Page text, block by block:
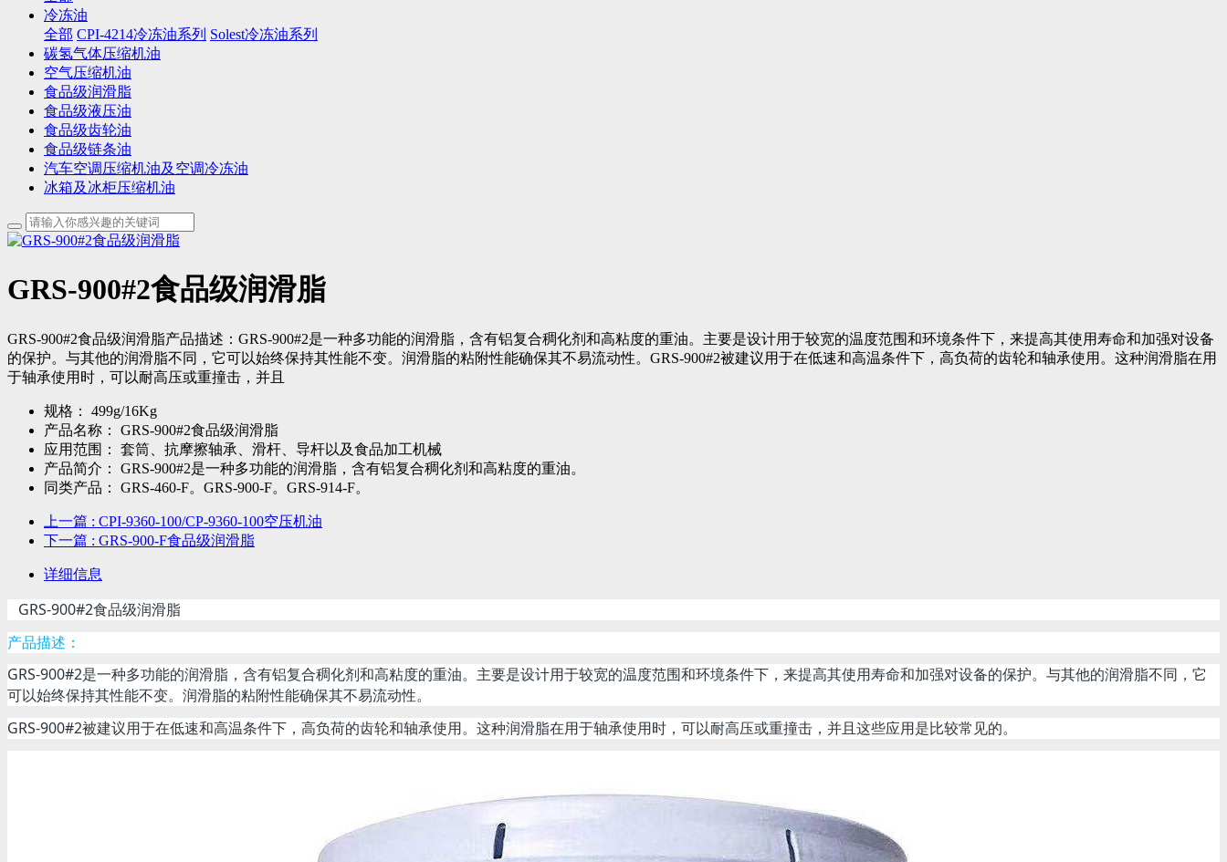
冷冻油
全部 CPI-4214冷冻油系列 Solest冷冻油系列
碳氢气体压缩机油
空气压缩机油
食品级润滑脂
食品级液压油
食品级齿轮油
食品级链条油
汽车空调压缩机油及空调冷冻油
冰箱及冰柜压缩机油
GRS-900#2食品级润滑脂
GRS-900#2食品级润滑脂产品描述：GRS-900#2是一种多功能的润滑脂，含有铝复合稠化剂和高粘度的重油。主要是设计用于较宽的温度范围和环境条件下，来提高其使用寿命和加强对设备
的保护。与其他的润滑脂不同，它可以始终保持其性能不变。润滑脂的粘附性能确保其不易流动性。GRS-900#2被建议用于在低速和高温条件下，高负荷的齿轮和轴承使用。这种润滑脂在用
于轴承使用时，可以耐高压或重撞击，并且
规格：
499g/16Kg
产品名称：
GRS-900#2食品级润滑脂
应用范围：
套筒、抗摩擦轴承、滑杆、导杆以及食品加工机械
产品简介：
GRS-900#2是一种多功能的润滑脂，含有铝复合稠化剂和高粘度的重油。
同类产品：
GRS-460-F。GRS-900-F。GRS-914-F。
上一篇 : CPI-9360-100/CP-9360-100空压机油
下一篇 : GRS-900-F食品级润滑脂
详细信息
GRS-900#2食品级润滑脂
产品描述：
GRS-900#2是一种多功能的润滑脂，含有铝复合稠化剂和高粘度的重油。主要是设计用于较宽的温度范围和环境条件下，来提高其使用寿命和加强对设备的保护。与其他的润滑脂不同，它
可以始终保持其性能不变。润滑脂的粘附性能确保其不易流动性。
GRS-900#2被建议用于在低速和高温条件下，高负荷的齿轮和轴承使用。这种润滑脂在用于轴承使用时，可以耐高压或重撞击，并且这些应用是比较常见的。